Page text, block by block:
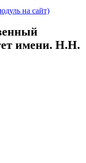
на сайт)
имени. Н.Н.